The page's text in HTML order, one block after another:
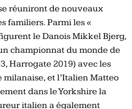
réuniront de nouveaux
familiers. Parmi les «
le Danois Mikkel Bjerg,
championnat du monde de
Harrogate 2019) avec les
milanaise, et l’Italien Matteo
dans le Yorkshire la
italien a également